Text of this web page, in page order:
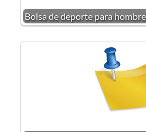
Bolsa de deporte para